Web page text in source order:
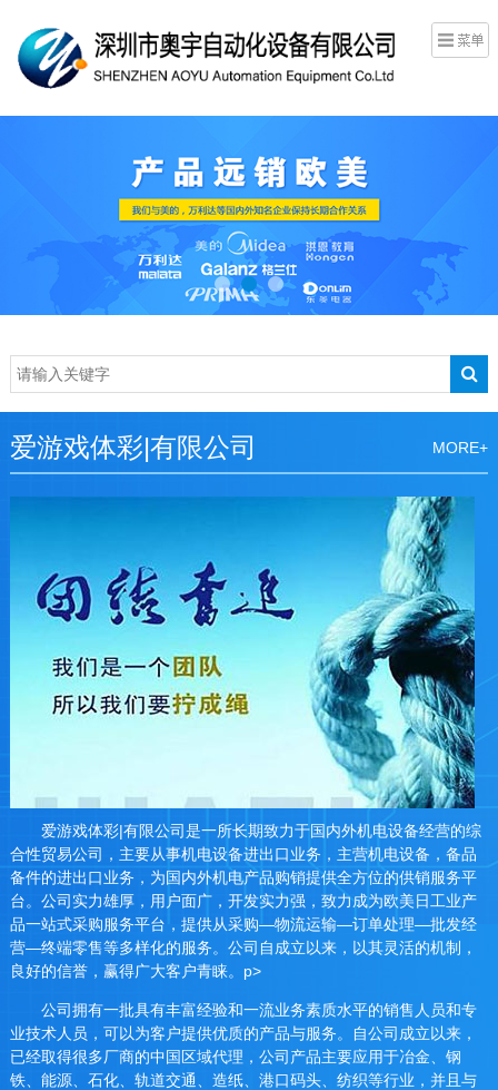
MORE+
爱游戏体彩|有限公司
爱游戏体彩|有限公司是一所长期致力于国内外机电设备经营的综
合性贸易公司，主要从事机电设备进出口业务，主营机电设备，备品
备件的进出口业务，为国内外机电产品购销提供全方位的供销服务平
台。公司实力雄厚，用户面广，开发实力强，致力成为欧美日工业产
品一站式采购服务平台，提供从采购—物流运输—订单处理—批发经
营—终端零售等多样化的服务。公司自成立以来，以其灵活的机制，
良好的信誉，赢得广大客户青睐。p>
公司拥有一批具有丰富经验和一流业务素质水平的销售人员和专
业技术人员，可以为客户提供优质的产品与服务。自公司成立以来，
已经取得很多厂商的中国区域代理，公司产品主要应用于冶金、钢
铁、能源、石化、轨道交通、造纸、港口码头、纺织等行业，并且与